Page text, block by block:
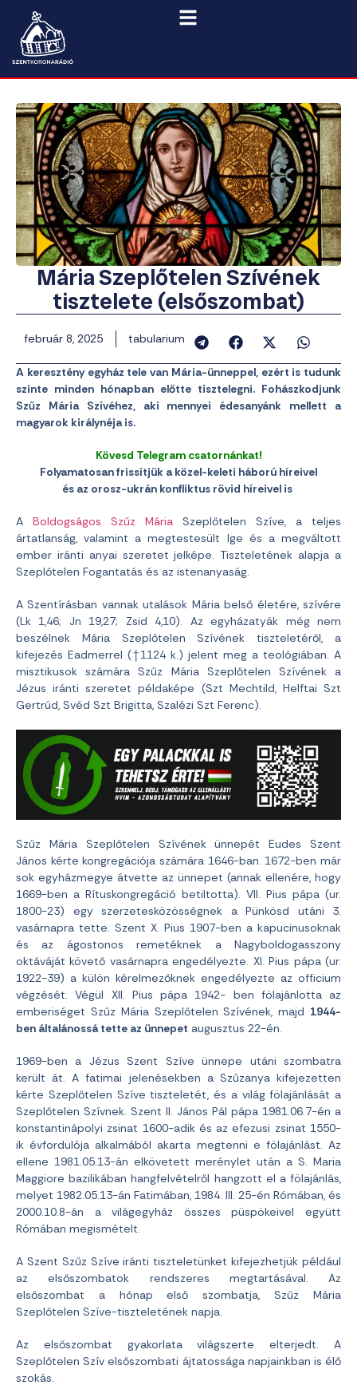
Mária Szeplőtelen Szívének
tisztelete (elsőszombat)
február 8, 2025 tabularium
A keresztény egyház tele van Mária-ünneppel, ezért is tudunk
szinte minden hónapban előtte tisztelegni. Fohászkodjunk
Szűz Mária Szívéhez, aki mennyei édesanyánk mellett a
magyarok királynéja is.
Kövesd Telegram csatornánkat!
Folyamatosan frissítjük a közel-keleti háború híreivel
és az orosz-ukrán konfliktus rövid híreivel is
A Boldogságos Szűz Mária Szeplőtelen Szíve, a teljes
ártatlanság, valamint a megtestesült Ige és a megváltott
ember iránti anyai szeretet jelképe. Tiszteletének alapja a
Szeplőtelen Fogantatás és az istenanyaság.
A Szentírásban vannak utalások Mária belső életére, szívére
(Lk 1,46; Jn 19,27; Zsid 4,10). Az egyházatyák még nem
beszélnek Mária Szeplőtelen Szívének tiszteletéről, a
kifejezés Eadmerrel (†1124 k.) jelent meg a teológiában. A
misztikusok számára Szűz Mária Szeplőtelen Szívének a
Jézus iránti szeretet példaképe (Szt Mechtild, Helftai Szt
Gertrúd, Svéd Szt Brigitta, Szalézi Szt Ferenc).
Szűz Mária Szeplőtelen Szívének ünnepét Eudes Szent
János kérte kongregációja számára 1646-ban. 1672-ben már
sok egyházmegye átvette az ünnepet (annak ellenére, hogy
1669-ben a Rítuskongregáció betiltotta). VII. Pius pápa (ur.
1800-23) egy szerzetesközösségnek a Pünkösd utáni 3.
vasárnapra tette. Szent X. Pius 1907-ben a kapucinusoknak
és az ágostonos remetéknek a Nagyboldogasszony
oktáváját követő vasárnapra engedélyezte. XI. Pius pápa (ur.
1922-39) a külön kérelmezőknek engedélyezte az officium
végzését. Végül XII. Pius pápa 1942- ben fölajánlotta az
emberiséget Szűz Mária Szeplőtelen Szívének, majd 1944-
ben általánossá tette az ünnepet augusztus 22-én.
1969-ben a Jézus Szent Szíve ünnepe utáni szombatra
került át. A fatimai jelenésekben a Szűzanya kifejezetten
kérte Szeplőtelen Szíve tiszteletét, és a világ fölajánlását a
Szeplőtelen Szívnek. Szent II. János Pál pápa 1981.06.7-én a
konstantinápolyi zsinat 1600-adik és az efezusi zsinat 1550-
ik évfordulója alkalmából akarta megtenni e fölajánlást. Az
ellene 1981.05.13-án elkövetett merénylet után a S. Maria
Maggiore bazilikában hangfelvételről hangzott el a fölajánlás,
melyet 1982.05.13-án Fatimában, 1984. III. 25-én Rómában, és
2000.10.8-án a világegyház összes püspökeivel együtt
Rómában megismételt.
A Szent Szűz Szíve iránti tiszteletünket kifejezhetjük például
az elsőszombatok rendszeres megtartásával. Az
elsőszombat a hónap első szombatja, Szűz Mária
Szeplőtelen Szíve-tiszteletének napja.
Az elsőszombat gyakorlata világszerte elterjedt. A
Szeplőtelen Szív elsőszombati ájtatossága napjainkban is élő
szokás.